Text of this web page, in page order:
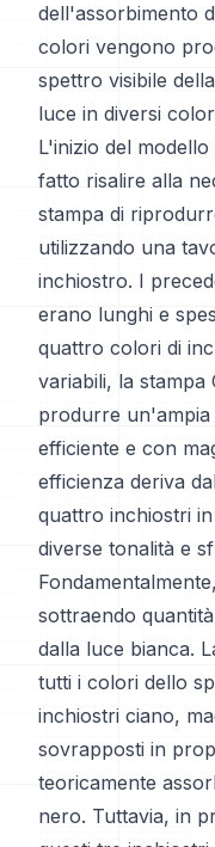
dell'assorbimento
colori vengono
spettro visibile
luce in diversi
L'inizio del
fatto risalire alla
stampa di
utilizzando una
inchiostro. I
erano lunghi e
quattro colori di
variabili, la
produrre un'ampia
efficiente e con
efficienza deriva
quattro inchiostri
diverse tonalità e
sottraendo
dalla luce bianca.
tutti i colori dello
inchiostri ciano,
sovrapposti in
teoricamente
nero. Tuttavia, in